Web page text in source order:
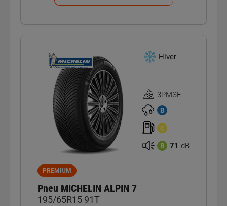
Hiver
Homologation
3PMSF
3PMSF
B
C
B 71 dB
PREMIUM
Pneu MICHELIN ALPIN 7
195/65R15 91T